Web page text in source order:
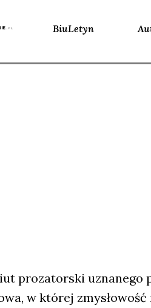
BiuLetyn
pro­za­tor­ski uzna­ne­go
w któ­rej